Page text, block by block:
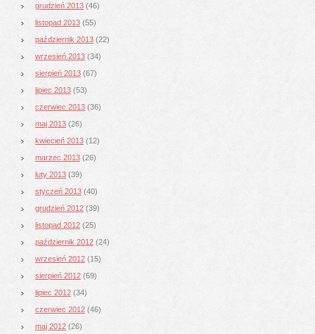
grudzień 2013 (46)
listopad 2013 (55)
październik 2013 (22)
wrzesień 2013 (34)
sierpień 2013 (67)
lipiec 2013 (53)
czerwiec 2013 (36)
maj 2013 (26)
kwiecień 2013 (12)
marzec 2013 (26)
luty 2013 (39)
styczeń 2013 (40)
grudzień 2012 (39)
listopad 2012 (25)
październik 2012 (24)
wrzesień 2012 (15)
sierpień 2012 (69)
lipiec 2012 (34)
czerwiec 2012 (46)
maj 2012 (26)